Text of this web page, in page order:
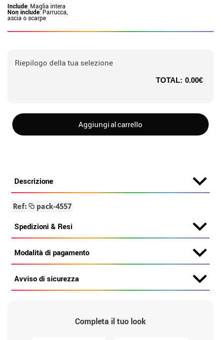
Include: Maglia intera
Non include: Parrucca,
ascia o scarpe
Riepilogo della tua selezione
TOTAL: 0.00€
Aggiungi al carrello
Descrizione
Ref: pack-4557
Spedizioni & Resi
Modalità di pagamento
Avviso di sicurezza
Completa il tuo look